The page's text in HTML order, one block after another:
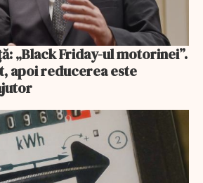
„Black Friday-ul motorinei”.
apoi reducerea este